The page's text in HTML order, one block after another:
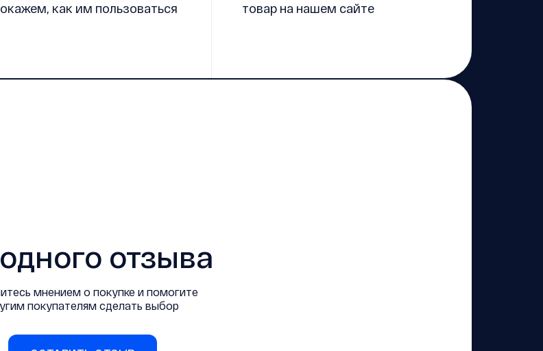
как им пользоваться
товар на нашем сайте
отзыва
мнением о покупке и помогите
покупателям сделать выбор